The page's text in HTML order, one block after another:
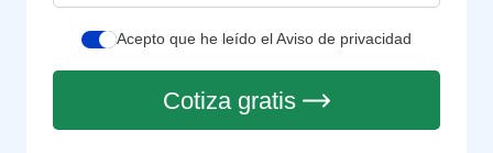
Acepto que he leído el Aviso de privacidad
Cotiza gratis